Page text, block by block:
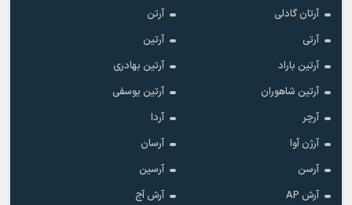
آرتان گادلی
آرتن
آرتی
آرتین
آرتین باراد
آرتین بهادری
آرتین شاهوران
آرتین یوسفی
آرچر
آردا
آرژن آوا
آرسان
آرسن
آرسین
آرش AP
آرش آج